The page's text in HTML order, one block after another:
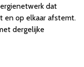
dat
en op elkaar afstemt.
dergelijke